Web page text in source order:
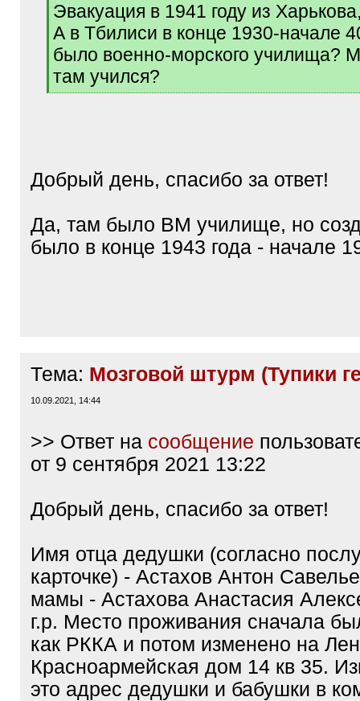
Эвакуация в 1941 году из
А в Тбилиси в конце 1930-начале
было военно-морского училища?
там учился?
[
Добрый день, спасибо за ответ!
Да, там было ВМ училище, но
было в конце 1943 года - начале
Тема: Мозговой штурм (Тупики
10.09.2021, 14:44
>> Ответ на сообщение
от 9 сентября 2021 13:22
Добрый день, спасибо за ответ!
Имя отца дедушки (согласно
карточке) - Астахов Антон
мамы - Астахова Анастасия
г.р. Место проживания сначала
как РККА и потом изменено на
Красноармейская дом 14 кв 35.
это адрес дедушки и бабушки в